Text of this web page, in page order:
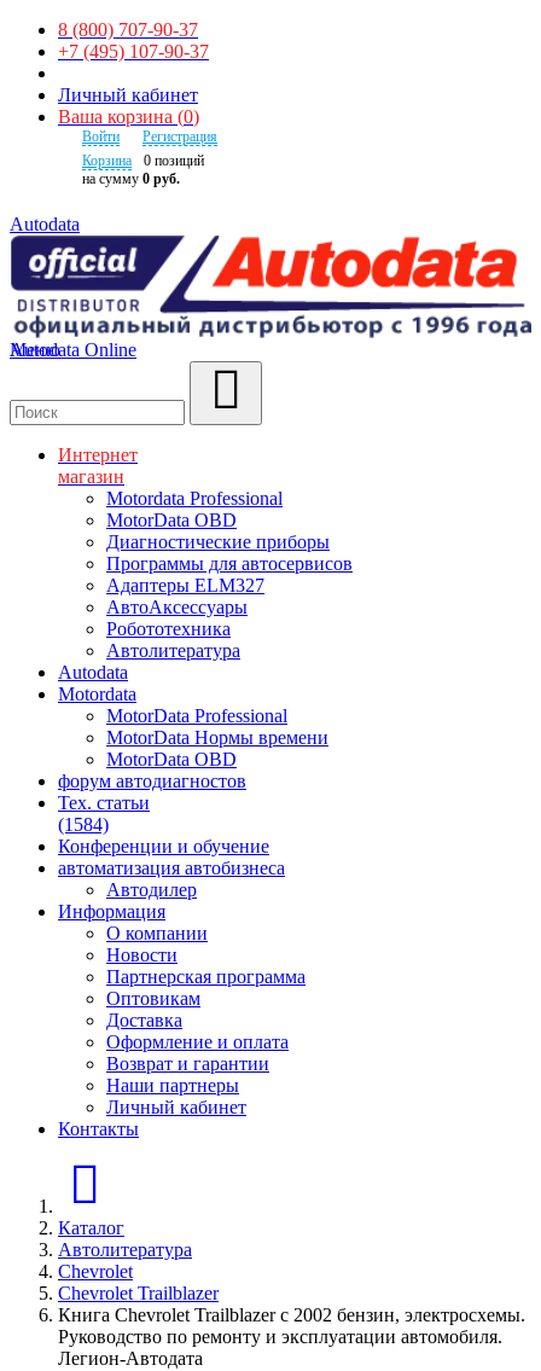
8 (800) 707-90-37
+7 (495) 107-90-37
Личный кабинет
Ваша корзина (0)
Войти
Регистрация
Корзина
0 позиций
на сумму 0 руб.
Autodata
Autodata Online
Меню
Интернет
магазин
Motordata Professional
MotorData OBD
Диагностические приборы
Программы для автосервисов
Адаптеры ELM327
АвтоАксессуары
Робототехника
Автолитература
Autodata
Motordata
MotorData Professional
MotorData Нормы времени
MotorData OBD
форум автодиагностов
Тех. статьи
(1584)
Конференции и обучение
автоматизация автобизнеса
Автодилер
Информация
О компании
Новости
Партнерская программа
Оптовикам
Доставка
Оформление и оплата
Возврат и гарантии
Наши партнеры
Личный кабинет
Контакты
Каталог
Автолитература
Chevrolet
Chevrolet Trailblazer
Книга Chevrolet Trailblazer с 2002 бензин, электросхемы.
Руководство по ремонту и эксплуатации автомобиля.
Легион-Aвтодата